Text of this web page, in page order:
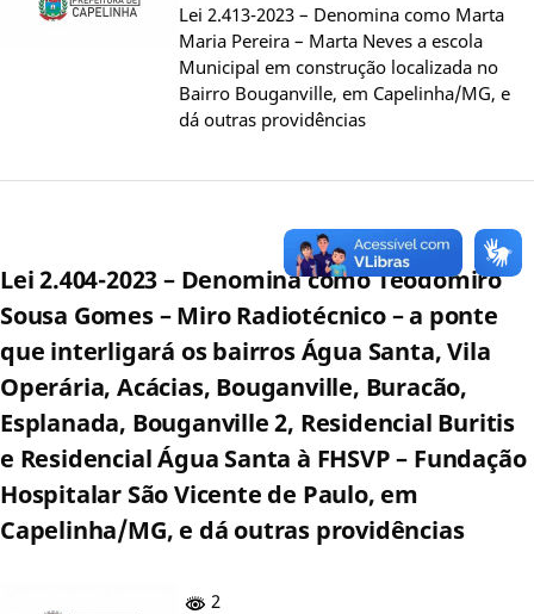
Lei 2.413-2023 – Denomina como Marta
Maria Pereira – Marta Neves a escola
Municipal em construção localizada no
Bairro Bouganville, em Capelinha/MG, e
dá outras providências
Lei 2.404-2023 – Denomina como Teodomiro
Sousa Gomes – Miro Radiotécnico – a ponte
que interligará os bairros Água Santa, Vila
Operária, Acácias, Bouganville, Buracão,
Esplanada, Bouganville 2, Residencial Buritis
e Residencial Água Santa à FHSVP – Fundação
Hospitalar São Vicente de Paulo, em
Capelinha/MG, e dá outras providências
2